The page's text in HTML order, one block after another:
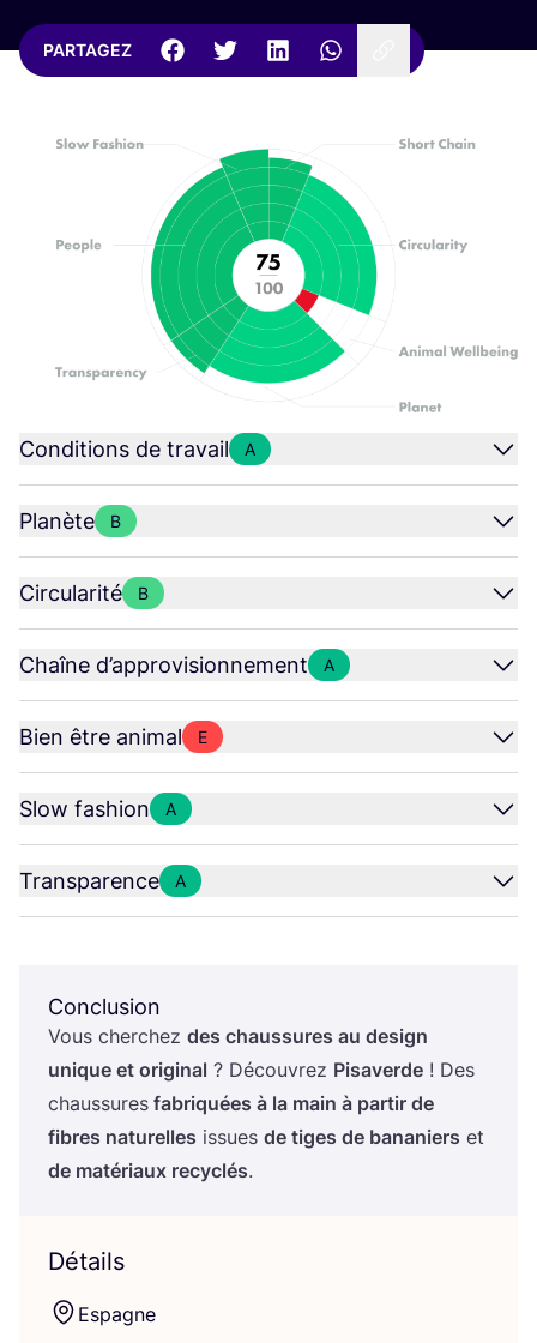
PARTAGEZ
Conditions de travail A
Planète B
Circularité B
Chaîne d’approvisionnement A
Bien être animal E
Slow fashion A
Transparence A
Conclusion
Vous cher­chez des chaus­sures au desi­gn
unique et ori­gi­nal ? Décou­vrez Pisa­verde ! Des
chaus­sures fabri­quées à la main à par­tir de
fibres natu­relles issues de tiges de bana­niers et
de maté­riaux recy­clés.
Détails
Espagne